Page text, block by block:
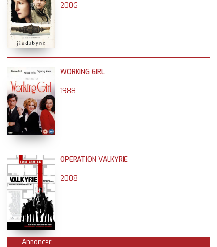
2006
WORKING GIRL
1988
OPERATION VALKYRIE
2008
Annoncer